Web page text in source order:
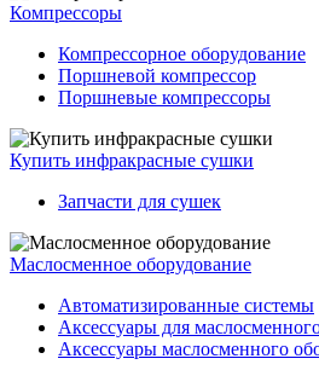
Компрессоры
Компрессорное оборудование
Поршневой компрессор
Поршневые компрессоры
Купить инфракрасные сушки
Запчасти для сушек
Маслосменное оборудование
Автоматизированные системы
Аксессуары для
Аксессуары маслосменного